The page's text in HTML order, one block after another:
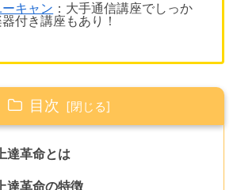
キャン ：大手通信講座でしっか
付き講座もあり！
目次
達革命とは
達革命の特徴